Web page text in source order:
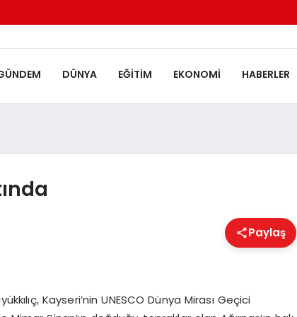
DÜNYA EĞITIM EKONOMI HABERLER
Paylaş
Kayseri’nin UNESCO Dünya Mirası Geçici